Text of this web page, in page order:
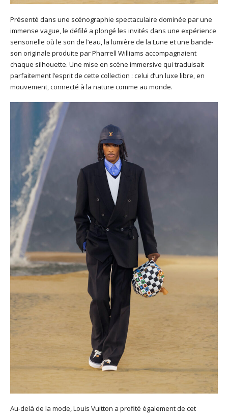
Présenté dans une scénographie spectaculaire dominée par une
immense vague, le défilé a plongé les invités dans une expérience
sensorielle où le son de l’eau, la lumière de la Lune et une bande-
son originale produite par Pharrell Williams accompagnaient
chaque silhouette. Une mise en scène immersive qui traduisait
parfaitement l’esprit de cette collection : celui d’un luxe libre, en
mouvement, connecté à la nature comme au monde.
Au-delà de la mode, Louis Vuitton a profité également de cet